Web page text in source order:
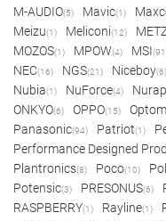
M-AUDIO(5) Mavic(1)
Meizu(1) Meliconi(12)
MOZOS(1) MPOW(4) MSI
NEC(16) NGS(21) Niceboy(6)
Nubia(1) NuForce(4)
ONKYO(6) OPPO(15)
Panasonic(94) Patriot(1)
Performance Designed
Plantronics(8) Poco(10)
Potensic(3) PRESONUS(6)
RASPBERRY(1) Rayline(1)